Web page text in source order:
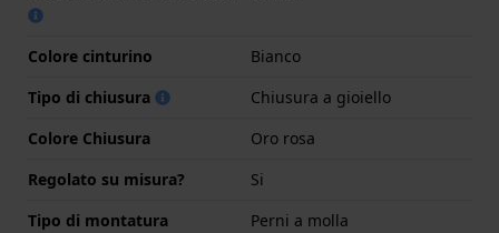
Colore cinturino
Bianco
Tipo di chiusura
Chiusura a gioiello
Colore Chiusura
Oro rosa
Regolato su misura?
Si
Tipo di montatura
Perni a molla